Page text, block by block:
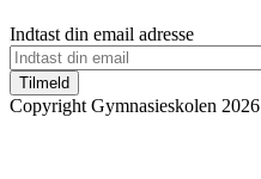
Indtast din email adresse
Tilmeld
Copyright Gymnasieskolen 2026